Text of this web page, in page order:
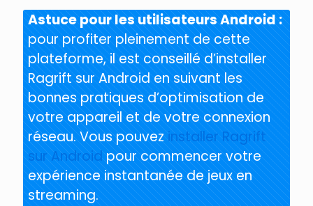
Astuce pour les utilisateurs Android :
pour profiter pleinement de cette
plateforme, il est conseillé d’installer
Ragrift sur Android en suivant les
bonnes pratiques d’optimisation de
votre appareil et de votre connexion
réseau. Vous pouvezinstaller Ragrift
sur Androidpour commencer votre
expérience instantanée de jeux en
streaming.